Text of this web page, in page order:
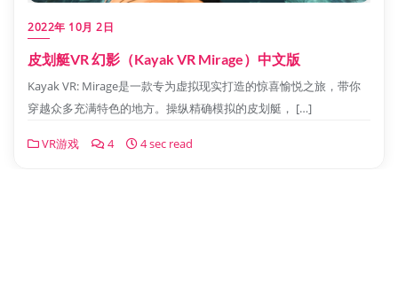
2022年 10月 2日
皮划艇VR 幻影（Kayak VR Mirage）中文版
Kayak VR: Mirage是一款专为虚拟现实打造的惊喜愉悦之旅，带你
穿越众多充满特色的地方。操纵精确模拟的皮划艇， […]
VR游戏 4 4 sec read